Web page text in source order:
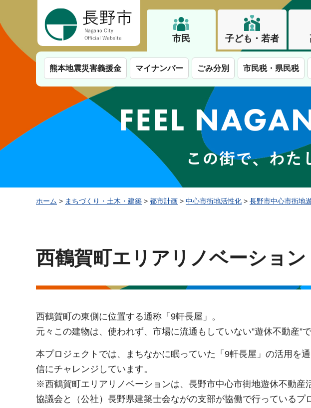
市民 子ども・若者
熊本地震災害義援金 マイナンバー ごみ分別 市民税・県民税
この街で、
ホーム > まちづくり・土木・建築 > 都市計画 > 中心市街地活性化 > 長野市中心市街地
西鶴賀町エリアリノベーション
西鶴賀町の東側に位置する通称「9軒長屋」。
元々この建物は、使われず、市場に流通もしていない”遊休不動産”で
本プロジェクトでは、まちなかに眠っていた「9軒長屋」の活用を
信にチャレンジしています。
※西鶴賀町エリアリノベーションは、長野市中心市街地遊休不動産
協議会と（公社）長野県建築士会ながの支部が協働で行っているプ